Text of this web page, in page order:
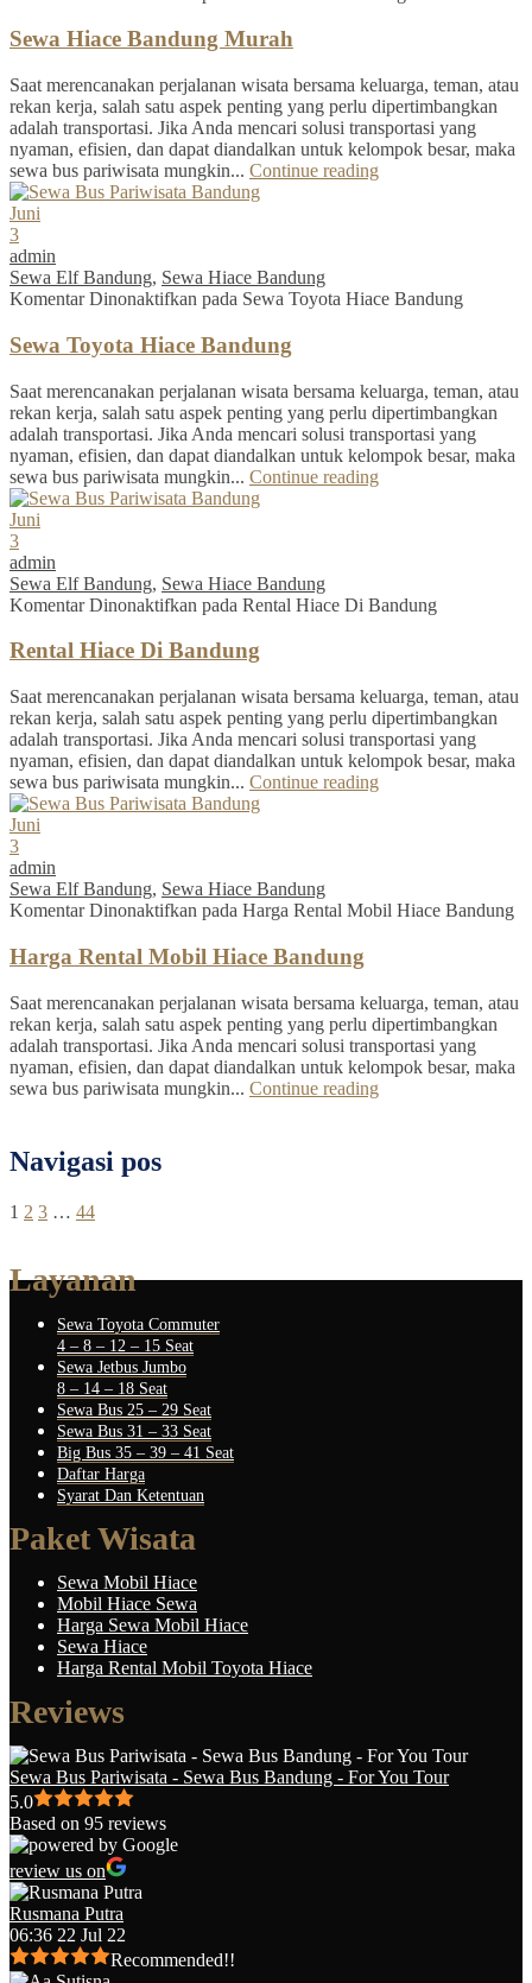
Sewa Hiace Bandung Murah
Saat merencanakan perjalanan wisata bersama keluarga, teman, atau
rekan kerja, salah satu aspek penting yang perlu dipertimbangkan
adalah transportasi. Jika Anda mencari solusi transportasi yang
nyaman, efisien, dan dapat diandalkan untuk kelompok besar, maka
sewa bus pariwisata mungkin... Continue reading
Juni
3
admin
Sewa Elf Bandung, Sewa Hiace Bandung
Komentar Dinonaktifkan pada Sewa Toyota Hiace Bandung
Sewa Toyota Hiace Bandung
Saat merencanakan perjalanan wisata bersama keluarga, teman, atau
rekan kerja, salah satu aspek penting yang perlu dipertimbangkan
adalah transportasi. Jika Anda mencari solusi transportasi yang
nyaman, efisien, dan dapat diandalkan untuk kelompok besar, maka
sewa bus pariwisata mungkin... Continue reading
Juni
3
admin
Sewa Elf Bandung, Sewa Hiace Bandung
Komentar Dinonaktifkan pada Rental Hiace Di Bandung
Rental Hiace Di Bandung
Saat merencanakan perjalanan wisata bersama keluarga, teman, atau
rekan kerja, salah satu aspek penting yang perlu dipertimbangkan
adalah transportasi. Jika Anda mencari solusi transportasi yang
nyaman, efisien, dan dapat diandalkan untuk kelompok besar, maka
sewa bus pariwisata mungkin... Continue reading
Juni
3
admin
Sewa Elf Bandung, Sewa Hiace Bandung
Komentar Dinonaktifkan pada Harga Rental Mobil Hiace Bandung
Harga Rental Mobil Hiace Bandung
Saat merencanakan perjalanan wisata bersama keluarga, teman, atau
rekan kerja, salah satu aspek penting yang perlu dipertimbangkan
adalah transportasi. Jika Anda mencari solusi transportasi yang
nyaman, efisien, dan dapat diandalkan untuk kelompok besar, maka
sewa bus pariwisata mungkin... Continue reading
Navigasi pos
1 2 3 … 44
Layanan
Sewa Toyota Commuter
4 – 8 – 12 – 15 Seat
Sewa Jetbus Jumbo
8 – 14 – 18 Seat
Sewa Bus 25 – 29 Seat
Sewa Bus 31 – 33 Seat
Big Bus 35 – 39 – 41 Seat
Daftar Harga
Syarat Dan Ketentuan
Paket Wisata
Sewa Mobil Hiace
Mobil Hiace Sewa
Harga Sewa Mobil Hiace
Sewa Hiace
Harga Rental Mobil Toyota Hiace
Reviews
Sewa Bus Pariwisata - Sewa Bus Bandung - For You Tour
5.0
Based on 95 reviews
review us on
Rusmana Putra
06:36 22 Jul 22
Recommended!!